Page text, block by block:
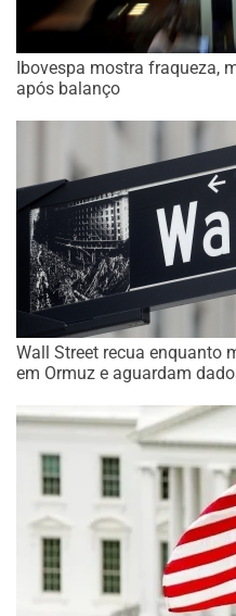
Ibovespa mostra fraqueza,
após balanço
Wall Street recua enquanto
em Ormuz e aguardam